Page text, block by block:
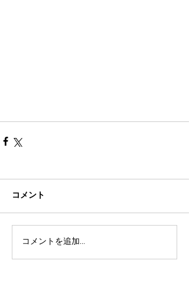
コメント
コメントを追加…